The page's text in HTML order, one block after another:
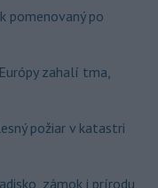
pomenovaný po
zahalí tma,
požiar v katastri
zámok i prírodu